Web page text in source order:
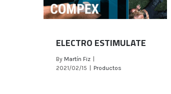
ELECTRO ESTIMULATE
ELECTRO ESTIMULATE
By Martín Fiz
2021/02/15
Productos